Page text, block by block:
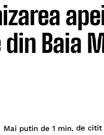
Baia
Mai putin de 1 min. de citit